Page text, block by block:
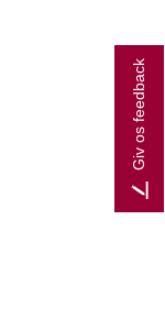
Giv os feedback